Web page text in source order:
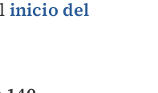
inicio del